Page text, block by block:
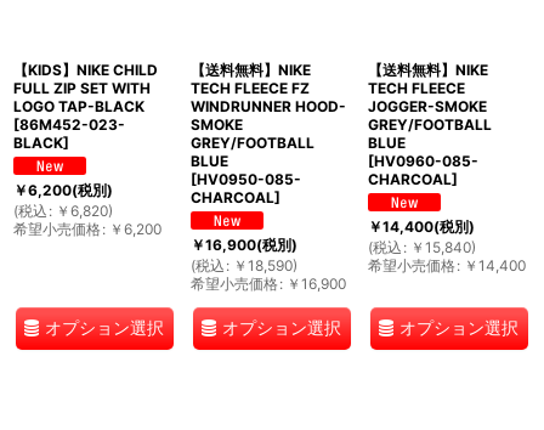
【KIDS】NIKE CHILD
FULL ZIP SET WITH
LOGO TAP-BLACK
[86M452-023-
BLACK]
￥6,200(税別)
(税込 : ￥ 6,820)
希望小売価格: ￥ 6,200
オプション選択
【送料無料】NIKE
TECH FLEECE FZ
WINDRUNNER HOOD-
SMOKE
GREY/FOOTBALL
BLUE
[HV0950-085-
CHARCOAL]
￥16,900(税別)
(税込 : ￥ 18,590)
希望小売価格: ￥ 16,900
オプション選択
【送料無料】NIKE
TECH FLEECE
JOGGER-SMOKE
GREY/FOOTBALL
BLUE
[HV0960-085-
CHARCOAL]
￥14,400(税別)
(税込 : ￥ 15,840)
希望小売価格: ￥ 14,400
オプション選択